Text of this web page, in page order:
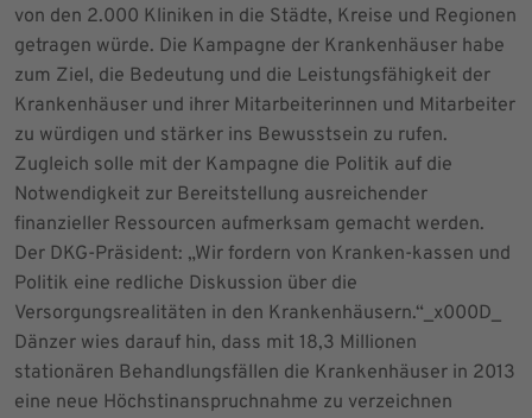
von den 2.000 Kliniken in die Städte, Kreise und Regionen
getragen würde. Die Kampagne der Krankenhäuser habe
zum Ziel, die Bedeutung und die Leistungsfähigkeit der
Krankenhäuser und ihrer Mitarbeiterinnen und Mitarbeiter
zu würdigen und stärker ins Bewusstsein zu rufen.
Zugleich solle mit der Kampagne die Politik auf die
Notwendigkeit zur Bereitstellung ausreichender
finanzieller Ressourcen aufmerksam gemacht werden.
Der DKG-Präsident: „Wir fordern von Kranken-kassen und
Politik eine redliche Diskussion über die
Versorgungsrealitäten in den Krankenhäusern.“_x000D_
Dänzer wies darauf hin, dass mit 18,3 Millionen
stationären Behandlungsfällen die Krankenhäuser in 2013
eine neue Höchstinanspruchnahme zu verzeichnen